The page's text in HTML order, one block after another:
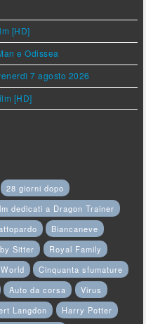
[HD]
e Odissea
7 agosto 2026
[HD]
28 giorni dopo
dedicati a Dragon Trainer
Biancaneve
Sitter
Royal Family
Cinquanta sfumature
Auto da corsa
Virus
Langdon
Harry Potter